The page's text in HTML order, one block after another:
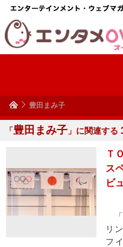
豊田まみ子
「豊田まみ子 」に関連する
Ｔ
ス
ビ
「
リ
フ